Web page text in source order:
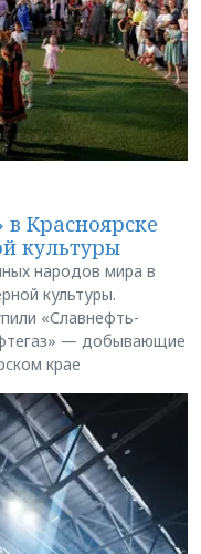
Красноярске
культуры
народов мира в
культуры.
«Славнефть-
— добывающие
крае